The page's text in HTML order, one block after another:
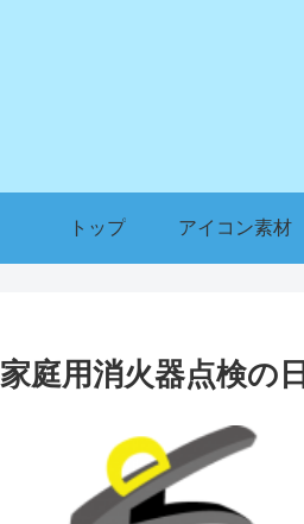
トップ アイコン素材
家庭用消火器点検の日